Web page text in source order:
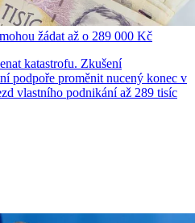
žádat až o 289 000 Kč
katastrofu. Zkušení
podpoře proměnit nucený konec v
vlastního podnikání až 289 tisíc